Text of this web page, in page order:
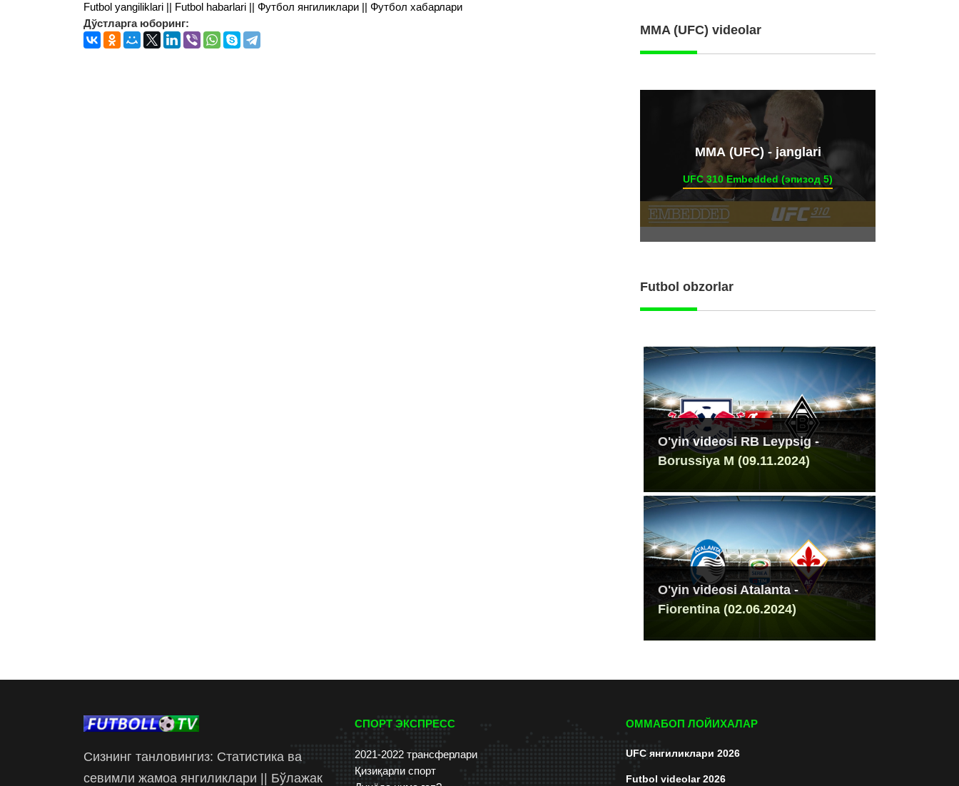
Futbol yangiliklari || Futbol habarlari || Футбол янгиликлари || Футбол хабарлари
Дўстларга юборинг:
MMA (UFC) videolar
ММА (UFC) - janglari
UFC 310 Embedded (эпизод 5)
Futbol obzorlar
O'yin videosi RB Leypsig -
Borussiya M (09.11.2024)
O'yin videosi Atalanta -
Fiorentina (02.06.2024)
Сизнинг танловингиз: Статистика ва
севимли жамоа янгиликлари || Бўлажак
СПОРТ ЭКСПРЕСС
2021-2022 трансферлари
Қизиқарли спорт
ОММАБОП ЛОЙИХАЛАР
UFC янгиликлари 2026
Futbol videolar 2026